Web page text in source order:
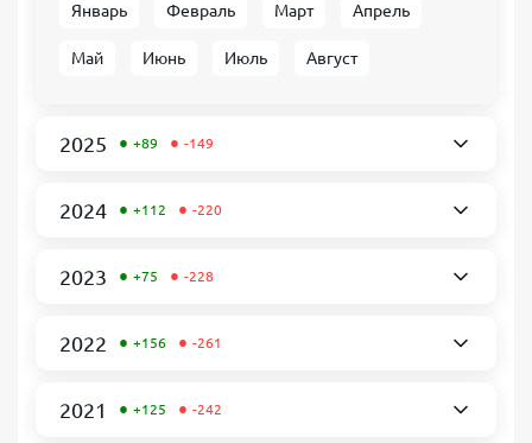
Январь Февраль Март Апрель
Май Июнь Июль Август
2025 • +89 • -149
2024 • +112 • -220
2023 • +75 • -228
2022 • +156 • -261
2021 • +125 • -242